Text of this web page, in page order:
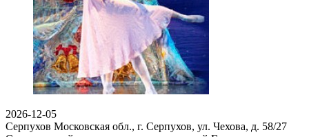
2026-12-05
Серпухов Московская обл., г. Серпухов, ул. Чехова, д. 58/27